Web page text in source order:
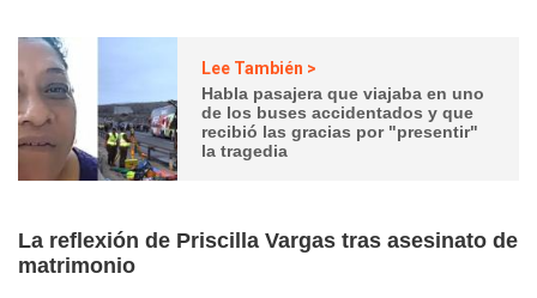
Lee También >
Habla pasajera que viajaba en uno
de los buses accidentados y que
recibió las gracias por "presentir"
la tragedia
La reflexión de Priscilla Vargas tras asesinato de
matrimonio